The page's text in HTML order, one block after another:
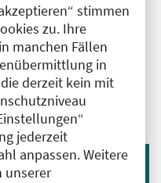
stimmen
zu. Ihre
manchen Fällen
in
derzeit kein mit
jederzeit
anpassen. Weitere
unserer